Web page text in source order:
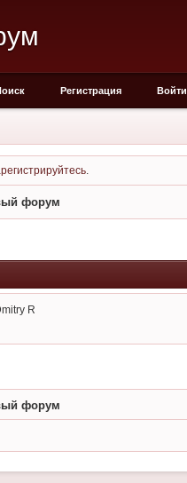
Регистрация Войти
форум
R
форум